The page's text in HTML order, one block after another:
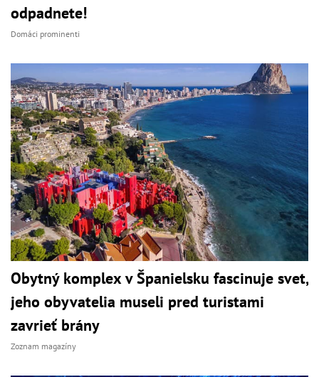
odpadnete!
Domáci prominenti
Obytný komplex v Španielsku fascinuje svet,
jeho obyvatelia museli pred turistami
zavrieť brány
Zoznam magazíny